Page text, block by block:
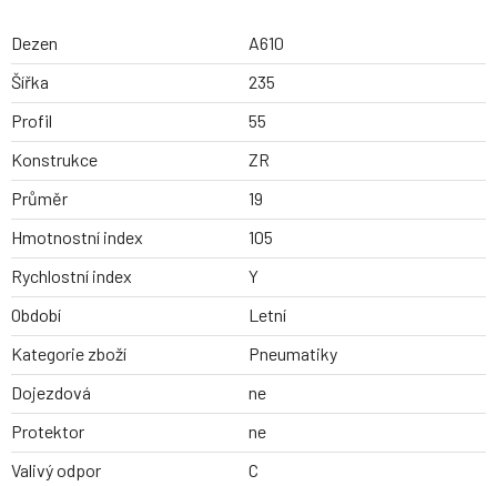
Dezen
A610
Šířka
235
Profil
55
Konstrukce
ZR
Průměr
19
Hmotnostní index
105
Rychlostní index
Y
Období
Letní
Kategorie zboží
Pneumatiky
Dojezdová
ne
Protektor
ne
Valivý odpor
C